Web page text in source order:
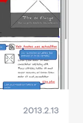
2013.2.13